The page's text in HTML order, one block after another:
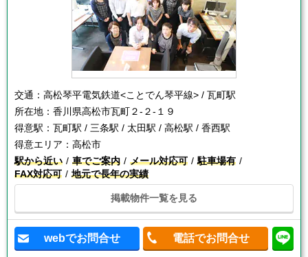
交通： 高松琴平電気鉄道<ことでん琴平線> / 瓦町駅
所在地： 香川県高松市瓦町２-２-１９
得意駅： 瓦町駅 / 三条駅 / 太田駅 / 高松駅 / 香西駅
得意エリア： 高松市
駅から近い
車でご案内 メール対応可
駐車場有
FAX対応可
地元で長年の実績
掲載物件一覧を見る
webでお問合せ 電話でお問合せ